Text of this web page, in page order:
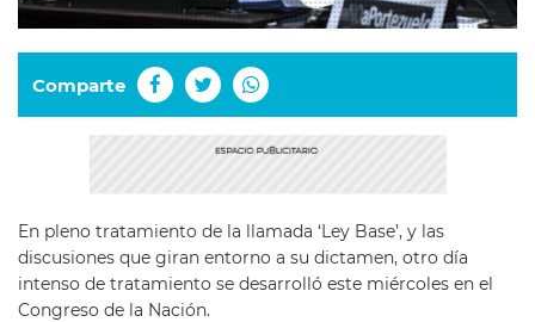
Comparte
En pleno tratamiento de la llamada ‘Ley Base’, y las
discusiones que giran entorno a su dictamen, otro día
intenso de tratamiento se desarrolló este miércoles en el
Congreso de la Nación.